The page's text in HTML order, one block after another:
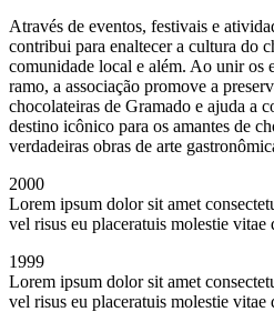
Através de eventos, festivais e
contribui para enaltecer a cultura do
comunidade local e além. Ao unir os
ramo, a associação promove a
chocolateiras de Gramado e ajuda a
destino icônico para os amantes de
verdadeiras obras de arte
2000
Lorem ipsum dolor sit amet
vel risus eu placeratuis molestie vitae
1999
Lorem ipsum dolor sit amet
vel risus eu placeratuis molestie vitae